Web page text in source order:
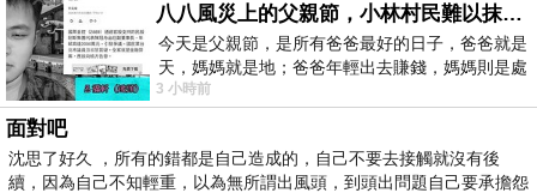
八八風災上的父親節，小林村民難以抹滅的痛
今天是父親節，是所有爸爸最好的日子，爸爸就是
天，媽媽就是地；爸爸年輕出去賺錢，媽媽則是處
理家務，職業不分高低貴賤，只有人品才
3 小時前
面對吧
沈思了好久 ，所有的錯都是自己造成的，自己不要去接觸就沒有後
續，因為自己不知輕重，以為無所謂出風頭，到頭出問題自己要承擔怨